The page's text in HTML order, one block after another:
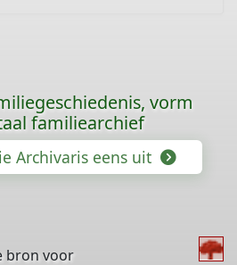
vorm
familiearchief
Archivaris eens uit
bron voor